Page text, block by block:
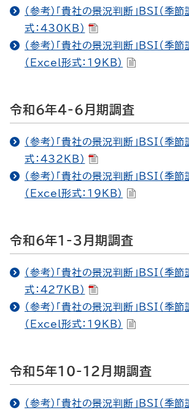
（参考）「貴社の景況判断」BSI（季
式：430KB）
（参考）「貴社の景況判断」BSI（季
（Excel形式：19KB）
令和6年4-6月期調査
（参考）「貴社の景況判断」BSI（季
式：432KB）
（参考）「貴社の景況判断」BSI（季
（Excel形式：19KB）
令和6年1-3月期調査
（参考）「貴社の景況判断」BSI（季
式：427KB）
（参考）「貴社の景況判断」BSI（季
（Excel形式：19KB）
令和5年10-12月期調査
（参考）「貴社の景況判断」BSI（季